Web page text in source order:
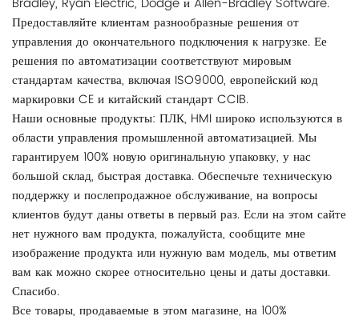
Предоставляйте клиентам разнообразные решения от
управления до окончательного подключения к нагрузке. Ее
решения по автоматизации соответствуют мировым
стандартам качества, включая ISO9000, европейский код
маркировки CE и китайский стандарт CCIB.
Наши основные продукты: ПЛК, HMI широко используются в
области управления промышленной автоматизацией. Мы
гарантируем 100% новую оригинальную упаковку, у нас
большой склад, быстрая доставка. Обеспечьте техническую
поддержку и послепродажное обслуживание, на вопросы
клиентов будут даны ответы в первый раз. Если на этом сайте
нет нужного вам продукта, пожалуйста, сообщите мне
изображение продукта или нужную вам модель, мы ответим
вам как можно скорее относительно цены и даты доставки.
Спасибо.
Все товары, продаваемые в этом магазине, на 100%